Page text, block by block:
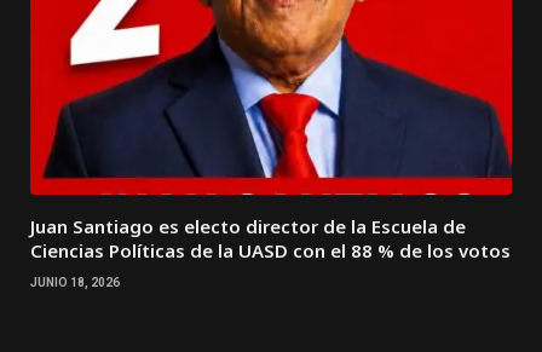
Juan Santiago es electo director de la Escuela de
Ciencias Políticas de la UASD con el 88 % de los votos
JUNIO 18, 2026